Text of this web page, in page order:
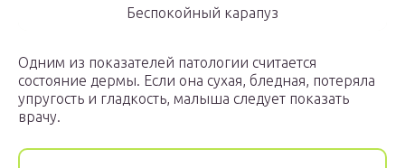
Беспокойный карапуз
Одним из показателей патологии считается
состояние дермы. Если она сухая, бледная, потеряла
упругость и гладкость, малыша следует показать
врачу.